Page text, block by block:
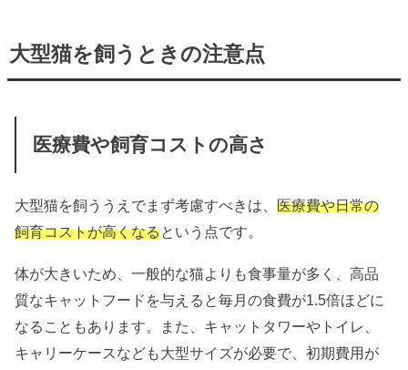
大型猫を飼うときの注意点
医療費や飼育コストの高さ
大型猫を飼ううえでまず考慮すべきは、医療費や日常の
飼育コストが高くなるという点です。
体が大きいため、一般的な猫よりも食事量が多く、高品
質なキャットフードを与えると毎月の食費が1.5倍ほどに
なることもあります。また、キャットタワーやトイレ、
キャリーケースなども大型サイズが必要で、初期費用が